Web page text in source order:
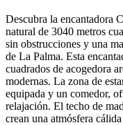
Descubra la encantadora
natural de 3040 metros
sin obstrucciones y una
de La Palma. Esta
cuadrados de acogedora
modernas. La zona de
equipada y un comedor,
relajación. El techo de
crean una atmósfera